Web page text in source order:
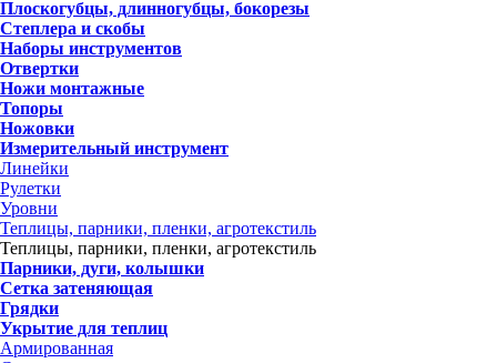
Плоскогубцы, длинногубцы, бокорезы
Степлера и скобы
Наборы инструментов
Отвертки
Ножи монтажные
Топоры
Ножовки
Измерительный инструмент
Линейки
Рулетки
Уровни
Теплицы, парники, пленки, агротекстиль
Теплицы, парники, пленки, агротекстиль
Парники, дуги, колышки
Сетка затеняющая
Грядки
Укрытие для теплиц
Армированная